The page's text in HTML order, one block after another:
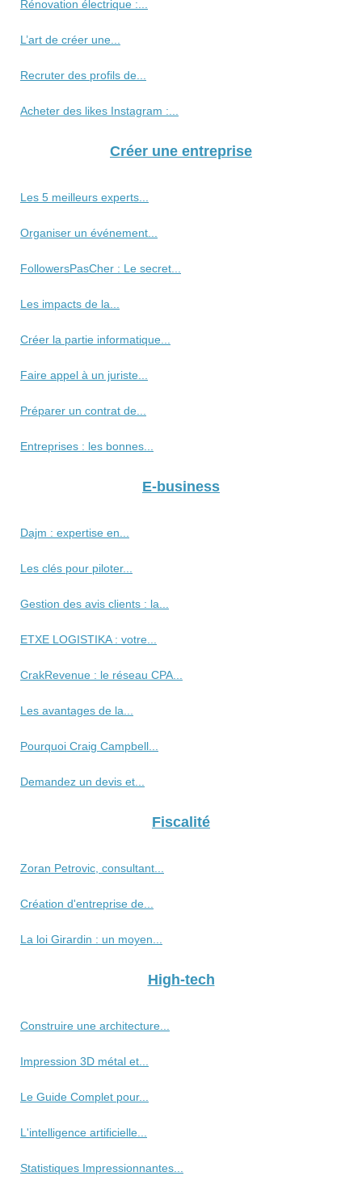
Rénovation électrique :...
L’art de créer une...
Recruter des profils de...
Acheter des likes Instagram :...
Créer une entreprise
Les 5 meilleurs experts...
Organiser un événement...
FollowersPasCher : Le secret...
Les impacts de la...
Créer la partie informatique...
Faire appel à un juriste...
Préparer un contrat de...
Entreprises : les bonnes...
E-business
Dajm : expertise en...
Les clés pour piloter...
Gestion des avis clients : la...
ETXE LOGISTIKA : votre...
CrakRevenue : le réseau CPA...
Les avantages de la...
Pourquoi Craig Campbell...
Demandez un devis et...
Fiscalité
Zoran Petrovic, consultant...
Création d'entreprise de...
La loi Girardin : un moyen...
High-tech
Construire une architecture...
Impression 3D métal et...
Le Guide Complet pour...
L'intelligence artificielle...
Statistiques Impressionnantes...